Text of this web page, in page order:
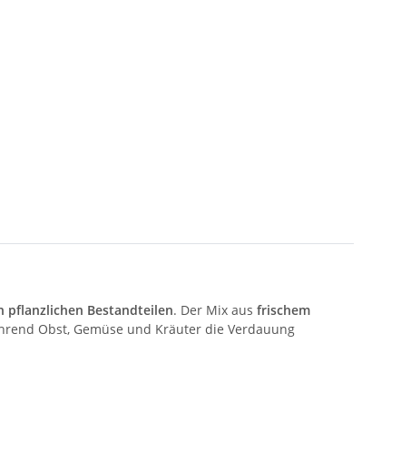
pflanzlichen Bestandteilen. Der Mix aus frischem
Obst, Gemüse und Kräuter die Verdauung